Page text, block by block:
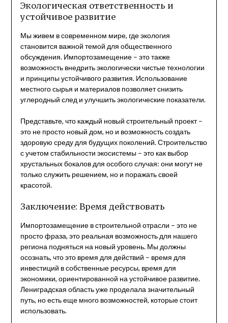
Экологическая ответственность и
устойчивое развитие
Мы живем в современном мире, где экология
становится важной темой для общественного
обсуждения. Импортозамещение – это также
возможность внедрить экологически чистые технологии
и принципы устойчивого развития. Использование
местного сырья и материалов позволяет снизить
углеродный след и улучшить экологические показатели.
Представьте, что каждый новый строительный проект –
это не просто новый дом, но и возможность создать
здоровую среду для будущих поколений. Строительство
с учетом стабильности экосистемы – это как выбор
хрустальных бокалов для особого случая: они могут не
только служить решением, но и поражать своей
красотой.
Заключение: Время действовать
Импортозамещение в строительной отрасли – это не
просто фраза, это реальная возможность для нашего
региона подняться на новый уровень. Мы должны
осознать, что это время для действий – время для
инвестиций в собственные ресурсы, время для
экономики, ориентированной на устойчивое развитие.
Лениградская область уже проделала значительный
путь, но есть еще много возможностей, которые стоит
использовать.